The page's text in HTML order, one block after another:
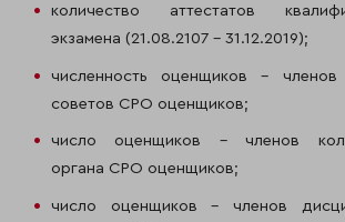
количество аттестатов
экзамена (21.08.2107 – 31.12.2019);
численность оценщиков – членов
советов СРО оценщиков;
число оценщиков – членов
органа СРО оценщиков;
число оценщиков – членов